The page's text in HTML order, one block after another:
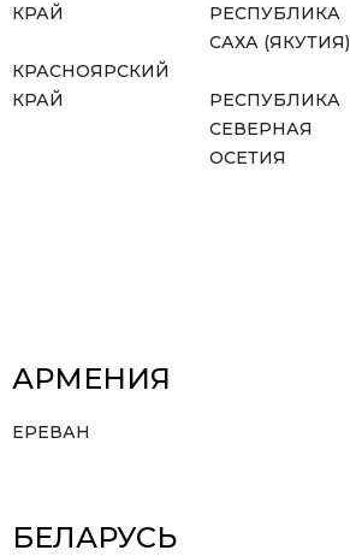
КРАЙ
КРАСНОЯРСКИЙ
КРАЙ
РЕСПУБЛИКА
САХА (ЯКУТИЯ)
РЕСПУБЛИКА
СЕВЕРНАЯ
ОСЕТИЯ
АРМЕНИЯ
ЕРЕВАН
БЕЛАРУСЬ